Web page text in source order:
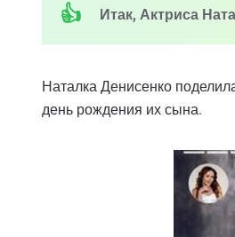
Итак, Актриса
Наталка Денисенко
день рождения их сына.